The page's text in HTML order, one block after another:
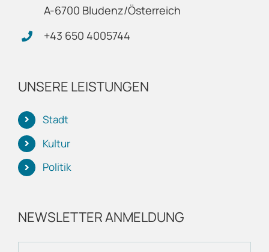
A-6700 Bludenz/Österreich
+43 650 4005744
UNSERE LEISTUNGEN
Stadt
Kultur
Politik
NEWSLETTER ANMELDUNG